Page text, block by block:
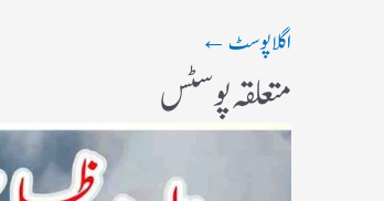
اگلا پوسٹ←
متعلقہ پوسٹس